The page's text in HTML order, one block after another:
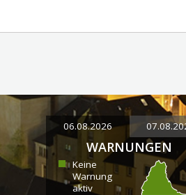
06.08.2026
WARNUNGEN
Keine
Warnung
aktiv